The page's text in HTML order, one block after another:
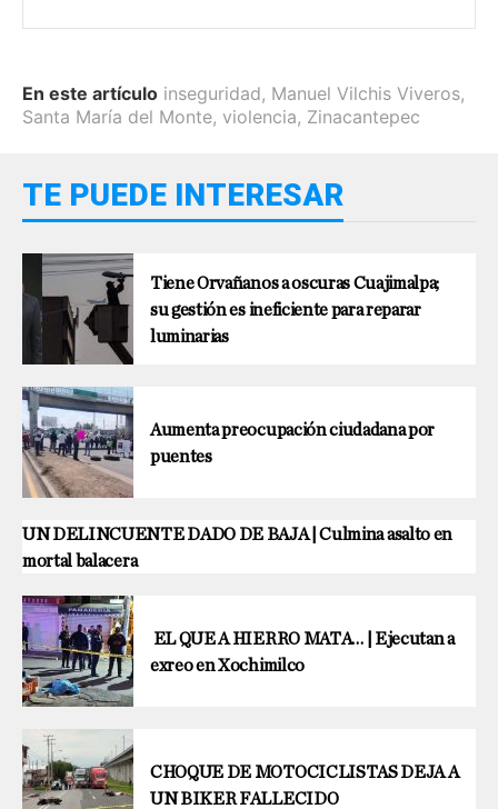
En este artículo inseguridad, Manuel Vilchis Viveros,
Santa María del Monte, violencia, Zinacantepec
TE PUEDE INTERESAR
Tiene Orvañanos a oscuras Cuajimalpa;
su gestión es ineficiente para reparar
luminarias
Aumenta preocupación ciudadana por
puentes
UN DELINCUENTE DADO DE BAJA | Culmina asalto en
mortal balacera
EL QUE A HIERRO MATA… | Ejecutan a
exreo en Xochimilco
CHOQUE DE MOTOCICLISTAS DEJA A
UN BIKER FALLECIDO